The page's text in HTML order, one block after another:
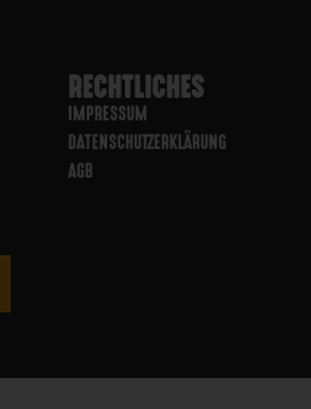
RECHTLICHES
IMPRESSUM
DATENSCHUTZERKLÄRUNG
AGB